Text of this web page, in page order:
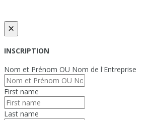
×
INSCRIPTION
Nom et Prénom OU Nom de l'Entreprise
First name
Last name